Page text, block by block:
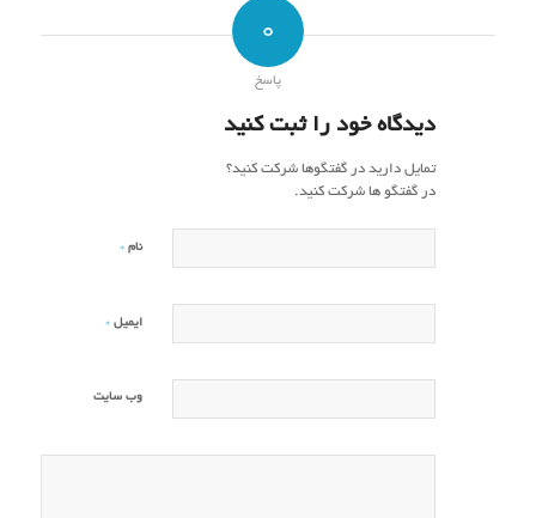
0
پاسخ
دیدگاه خود را ثبت کنید
تمایل دارید در گفتگوها شرکت کنید؟
در گفتگو ها شرکت کنید.
نام *
ایمیل *
وب‌ سایت